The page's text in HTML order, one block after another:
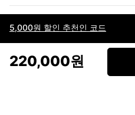
5,000원 할인 추천인 코드
220,000원
이용약관고객센터판매개인정